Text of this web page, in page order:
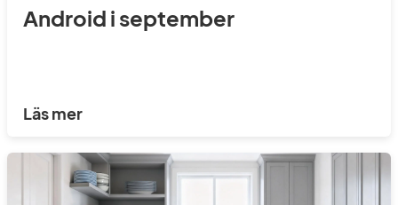
Android i september
Läs mer